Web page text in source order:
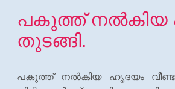
പകുത്ത് നല്‍കിയ
തുടങ്ങി.
പകുത്ത് നല്‍കിയ ഹൃദയം വീണ്ടും